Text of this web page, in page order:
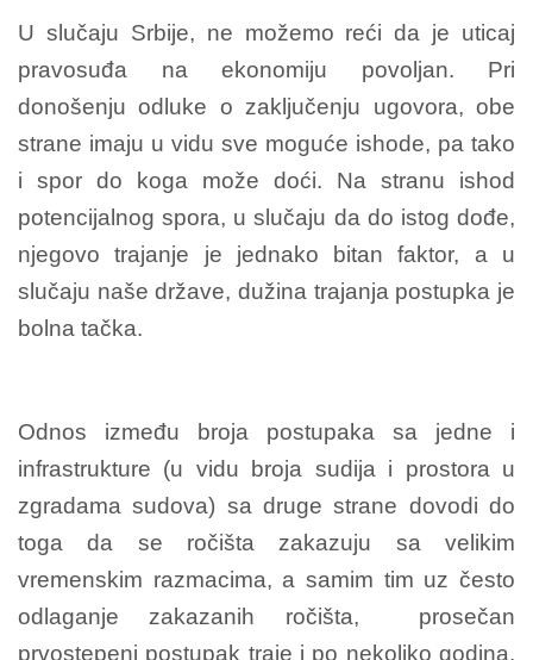
U slučaju Srbije, ne možemo reći da je uticaj
pravosuđa na ekonomiju povoljan. Pri
donošenju odluke o zaključenju ugovora, obe
strane imaju u vidu sve moguće ishode, pa tako
i spor do koga može doći. Na stranu ishod
potencijalnog spora, u slučaju da do istog dođe,
njegovo trajanje je jednako bitan faktor, a u
slučaju naše države, dužina trajanja postupka je
bolna tačka.
Odnos između broja postupaka sa jedne i
infrastrukture (u vidu broja sudija i prostora u
zgradama sudova) sa druge strane dovodi do
toga da se ročišta zakazuju sa velikim
vremenskim razmacima, a samim tim uz često
odlaganje zakazanih ročišta, prosečan
prvostepeni postupak traje i po nekoliko godina.